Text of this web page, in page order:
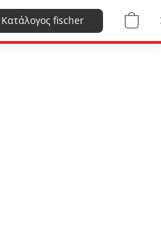
Κατάλογος fischer